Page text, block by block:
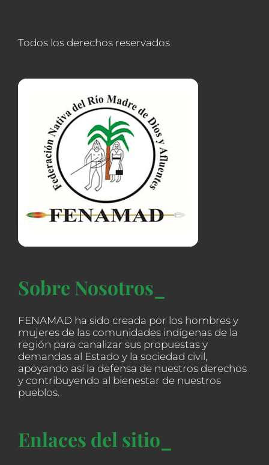
Todos los derechos reservados
Sobre Nosotros_
FENAMAD ha sido creada por los hombres y
mujeres de las comunidades indígenas de la
región para canalizar sus propuestas y
demandas al Estado y la sociedad civil,
apoyando así la defensa de nuestros derechos
y contribuyendo al bienestar de nuestros
pueblos.
Enlaces del sitio_